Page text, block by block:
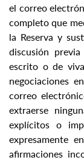
el correo
completo que
la Reserva y
discusión
escrito o de
negociaciones
correo
extraerse
explícitos o
expresamente
afirmaciones